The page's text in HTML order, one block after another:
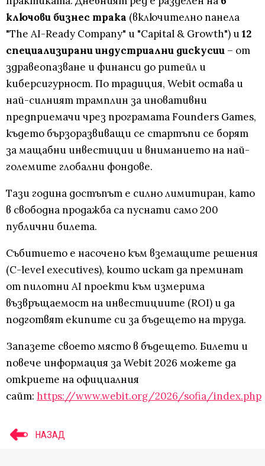
ключови бизнес трака (включително панела
"The AI-Ready Company" и "Capital & Growth") и12
специализирани индустриални дискусии – от
здравеопазване и финанси до ритейл и
киберсигурност. По традиция, Webit остава и
най-силният трамплин за иновативни
предприемачи чрез програмата Founders Games,
където бързоразвиващи се стартъпи се борят
за мащабни инвестиции и вниманието на най-
големите глобални фондове.
Тази година достъпът е силно лимитиран, като
в свободна продажба са пуснати само 200
публични билета.
Събитието е насочено към вземащите решения
(C-level executives), които искат да преминат
от пилотни AI проекти към измерима
възвръщаемост на инвестициите (ROI) и да
подготвят екипите си за бъдещето на труда.
Запазете своето място в бъдещето. Билети и
повече информация за Webit 2026 можете да
откриете на официалния
сайт: https://www.webit.org/2026/sofia/index.php
НАЗАД